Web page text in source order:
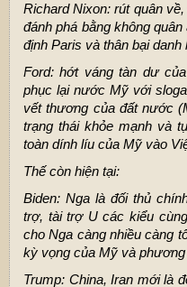
Richard Nixon: rút quân
đánh phá bằng không
định Paris và thân bại danh
Ford: hớt váng tàn dư
phục lại nước Mỹ với
vết thương của đất nước
trạng thái khỏe mạnh và
toàn dính líu của Mỹ vào
Thế còn hiện tại:
Biden: Nga là đối thủ
trợ, tài trợ U các kiểu
cho Nga càng nhiều càng
kỳ vọng của Mỹ và
Trump: China, Iran mới là